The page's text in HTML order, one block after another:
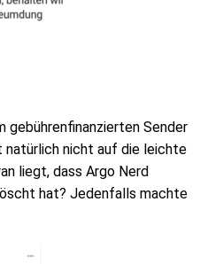
gebührenfinanzierten Sender
nicht auf die leichte
liegt, dass Argo Nerd
hat? Jedenfalls machte